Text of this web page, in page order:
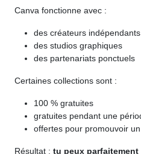
Canva fonctionne avec :
des créateurs indépendants
des studios graphiques
des partenariats ponctuels
Certaines collections sont :
100 % gratuites
gratuites pendant une
offertes pour promouvoir
Résultat : tu peux